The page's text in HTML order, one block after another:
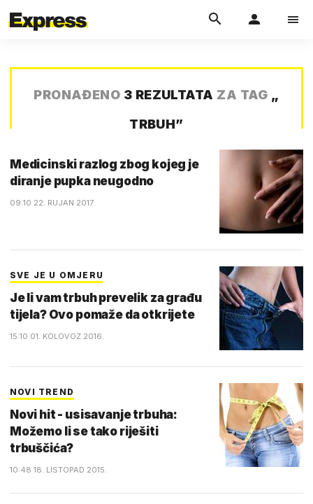
PRONAĐENO 3 REZULTATA ZA TAG „
TRBUH”
Medicinski razlog zbog kojeg je
diranje pupka neugodno
09:10 22. RUJAN 2017.
SVE JE U OMJERU
Je li vam trbuh prevelik za građu
tijela? Ovo pomaže da otkrijete
15:10 01. KOLOVOZ 2016.
NOVI TREND
Novi hit - usisavanje trbuha:
Možemo li se tako riješiti
trbuščića?
10:48 18. LISTOPAD 2015.